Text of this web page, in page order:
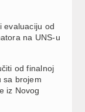
evaluaciju od
na UNS-u
od finalnoj
sa brojem
iz Novog